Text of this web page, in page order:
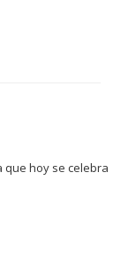
que hoy se celebra